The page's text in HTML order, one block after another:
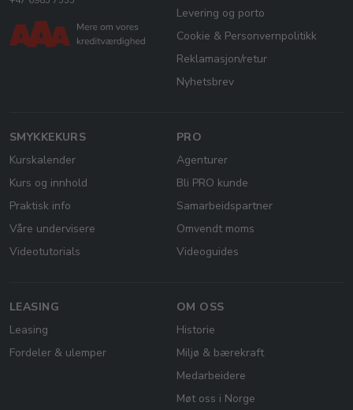
Levering og porto
Cookie & Personvernpolitikk
Reklamasjon/retur
Nyhetsbrev
SMYKKEKURS
Kurskalender
Kurs og innhold
Praktisk info
Våre undervisere
Videotutorials
PRO
Agenturer
Bli PRO kunde
Samarbeidspartner
Omvendt moms
Videoguides
LEASING
Leasing
Fordeler & ulemper
OM OSS
Historie
Miljø & bærekraft
Medarbeidere
Møt oss i Norge